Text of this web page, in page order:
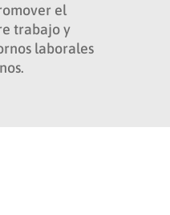
el
trabajo y
laborales